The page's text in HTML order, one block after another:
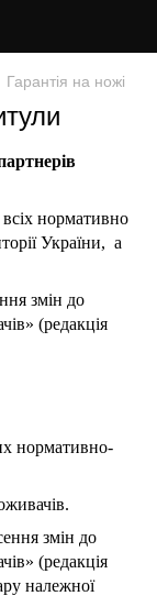
Гарантія на ножі
нормативно
України, а
змін до
(редакція
нормативно-
змін до
(редакція
належної